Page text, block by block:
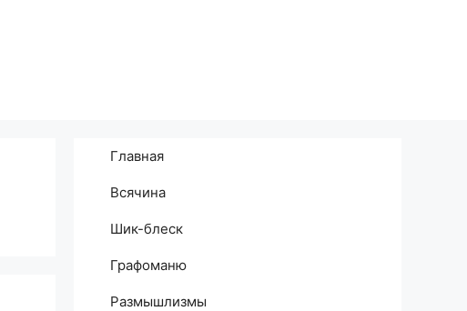
Главная
Всячина
Шик-блеск
Графоманю
Размышлизмы